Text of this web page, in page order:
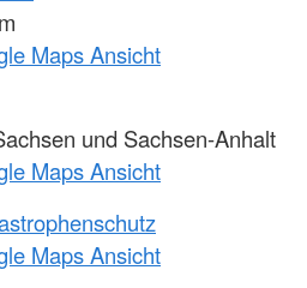
Maps Ansicht
und Sachsen-Anhalt
Maps Ansicht
Maps Ansicht